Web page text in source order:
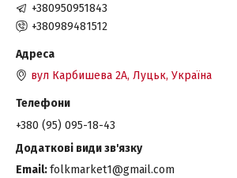
+380950951843
+380989481512
вул Карбишева 2А, Луцьк, Україна
+380 (95) 095-18-43
Email folkmarket1@gmail.com